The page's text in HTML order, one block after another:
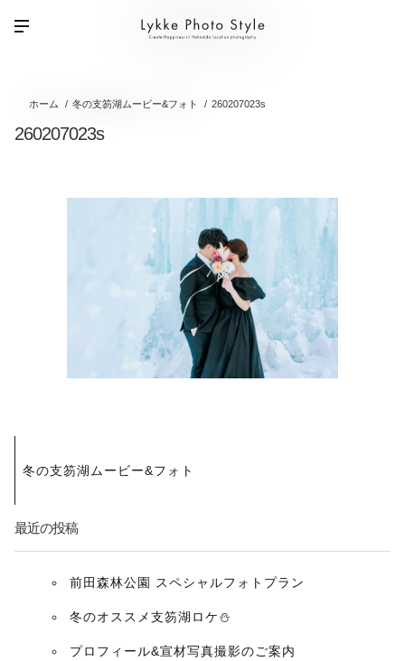
ホーム 冬の支笏湖ムービー&フォト 260207023s
260207023s
投
稿
ナ
冬の支笏湖ムービー&フォト
最近の投稿
前田森林公園 スペシャルフォトプラン
冬のオススメ支笏湖ロケ⛄️
プロフィール&宣材写真撮影のご案内